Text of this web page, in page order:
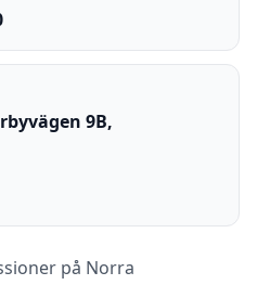
på Norra
9B,